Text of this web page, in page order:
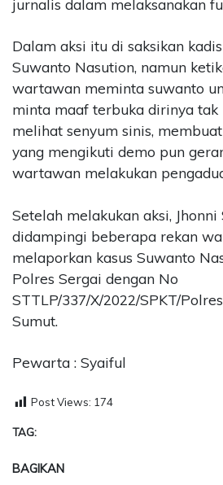
jurnalis dalam melaksanakan
Dalam aksi itu di saksikan
Suwanto Nasution, namun
wartawan meminta suwanto
minta maaf terbuka dirinya tak
melihat senyum sinis,
yang mengikuti demo pun
wartawan melakukan
Setelah melakukan aksi,
didampingi beberapa rekan
melaporkan kasus Suwanto
Polres Sergai dengan No
STTLP/337/X/2022/SPKT/
Sumut.
Pewarta : Syaiful
Post Views: 174
TAG:
BAGIKAN